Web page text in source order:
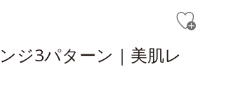
ジ3パターン｜美肌レ